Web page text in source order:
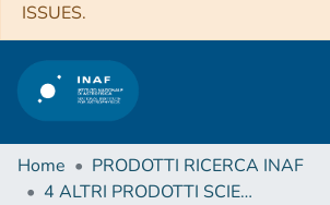
ISSUES.
Home
PRODOTTI RICERCA INAF
4 ALTRI PRODOTTI SCIENTIFICI (Other scientific products)